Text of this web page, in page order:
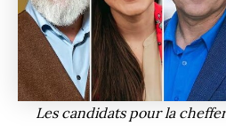
Les candidats pour la